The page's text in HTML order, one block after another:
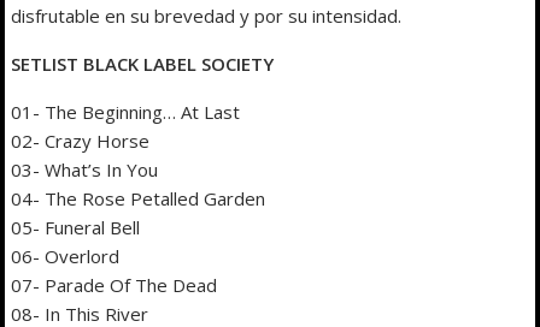
disfrutable en su brevedad y por su intensidad.
SETLIST BLACK LABEL SOCIETY
01- The Beginning… At Last
02- Crazy Horse
03- What’s In You
04- The Rose Petalled Garden
05- Funeral Bell
06- Overlord
07- Parade Of The Dead
08- In This River